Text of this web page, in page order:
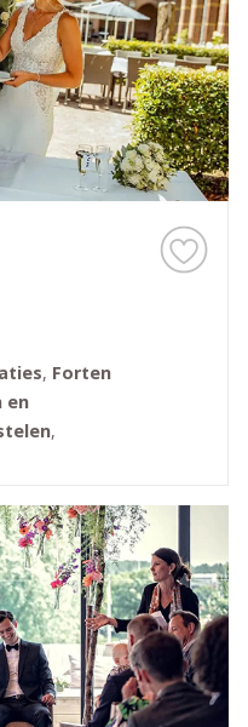
bij de locatie
, Forten
en
,